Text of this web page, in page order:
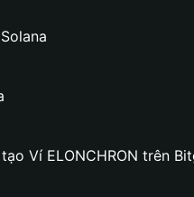
Ví ELONCHRON trên